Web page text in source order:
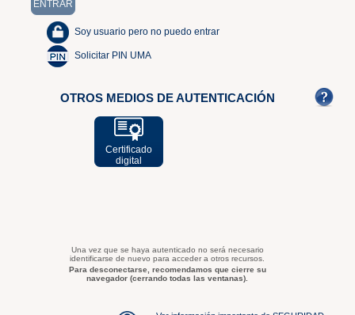
Soy usuario pero no puedo entrar
Solicitar PIN UMA
OTROS MEDIOS DE AUTENTICACIÓN
Certificado
digital
Una vez que se haya autenticado no será necesario
identificarse de nuevo para acceder a otros recursos.
Para desconectarse, recomendamos que cierre su
navegador (cerrando todas las ventanas).